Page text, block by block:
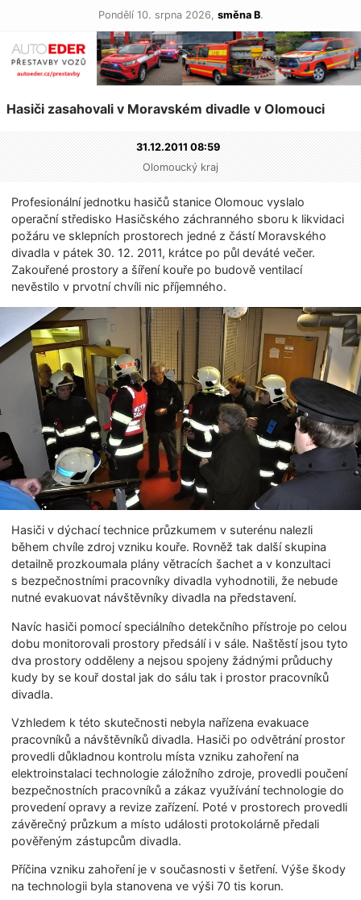
Pondělí 10. srpna 2026, směna B.
Hasiči zasahovali v Moravském divadle v Olomouci
31.12.2011 08:59
Olomoucký kraj
Profesionální jednotku hasičů stanice Olomouc vyslalo
operační středisko Hasičského záchranného sboru k likvidaci
požáru ve sklepních prostorech jedné z částí Moravského
divadla v pátek 30. 12. 2011, krátce po půl deváté večer.
Zakouřené prostory a šíření kouře po budově ventilací
nevěstilo v prvotní chvíli nic příjemného.
Hasiči v dýchací technice průzkumem v suterénu nalezli
během chvíle zdroj vzniku kouře. Rovněž tak další skupina
detailně prozkoumala plány větracích šachet a v konzultaci
s bezpečnostními pracovníky divadla vyhodnotili, že nebude
nutné evakuovat návštěvníky divadla na představení.
Navíc hasiči pomocí speciálního detekčního přístroje po celou
dobu monitorovali prostory předsálí i v sále. Naštěstí jsou tyto
dva prostory odděleny a nejsou spojeny žádnými průduchy
kudy by se kouř dostal jak do sálu tak i prostor pracovníků
divadla.
Vzhledem k této skutečnosti nebyla nařízena evakuace
pracovníků a návštěvníků divadla. Hasiči po odvětrání prostor
provedli důkladnou kontrolu místa vzniku zahoření na
elektroinstalaci technologie záložního zdroje, provedli poučení
bezpečnostních pracovníků a zákaz využívání technologie do
provedení opravy a revize zařízení. Poté v prostorech provedli
závěrečný průzkum a místo události protokolárně předali
pověřeným zástupcům divadla.
Příčina vzniku zahoření je v současnosti v šetření. Výše škody
na technologii byla stanovena ve výši 70 tis korun.